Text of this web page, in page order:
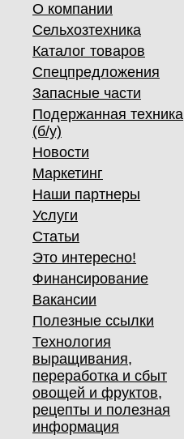
О компании
Сельхозтехника
Каталог товаров
Спецпредложения
Запасные части
Подержанная техника
(б/у)
Новости
Маркетинг
Наши партнеры
Услуги
Статьи
Это интересно!
Финансирование
Вакансии
Полезные ссылки
Технология
выращивания,
переработка и сбыт
овощей и фруктов,
рецепты и полезная
информация